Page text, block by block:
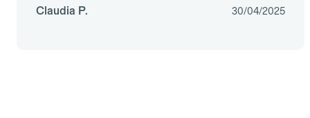
Claudia P. 30/04/2025